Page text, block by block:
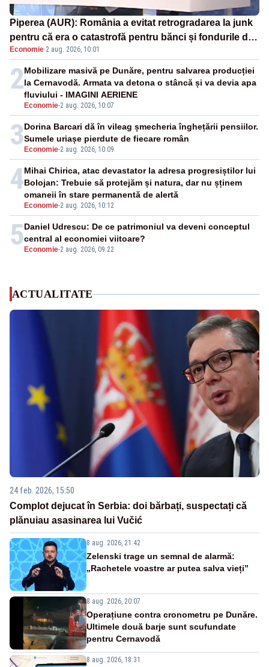
Piperea (AUR): România a evitat retrogradarea la junk
pentru că era o catastrofă pentru bănci și fondurile de
pensii
Economie·2 aug. 2026, 10:01
2
Economie-2 aug. 2026, 10:07
Mobilizare masivă pe Dunăre, pentru salvarea producției
la Cernavodă. Armata va detona o stâncă și va devia apa
fluviului - IMAGINI AERIENE
3 Economie-2 aug. 2026, 10:09
Dorina Barcari dă în vileag șmecheria înghețării pensiilor.
Sumele uriașe pierdute de fiecare român
4
Economie-2 aug. 2026, 10:12
Mihai Chirica, atac devastator la adresa progresiștilor lui
Bolojan: Trebuie să protejăm și natura, dar nu șținem
omaneii în stare permanentă de alertă
5 Economie-2 aug. 2026, 09:22
Daniel Udrescu: De ce patrimoniul va deveni conceptul
central al economiei viitoare?
ACTUALITATE
24 feb. 2026, 15:50
Complot dejucat în Serbia: doi bărbați, suspectați că
plănuiau asasinarea lui Vučić
8 aug. 2026, 21:42
Zelenski trage un semnal de alarmă:
„Rachetele voastre ar putea salva vieți”
8 aug. 2026, 20:07
Operațiune contra cronometru pe Dunăre.
Ultimele două barje sunt scufundate
pentru Cernavodă
8 aug. 2026, 18:31